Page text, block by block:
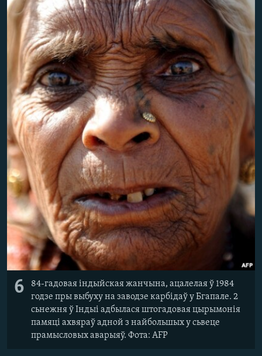
6
84-гадовая індыйская жанчына, ацалелая ў 1984
годзе пры выбуху на заводзе карбідаў у Бгапале. 2
сьнежня ў Індыі адбылася штогадовая цырымонія
памяці ахвяраў адной з найбольшых у сьвеце
прамысловых аварыяў. Фота: AFP